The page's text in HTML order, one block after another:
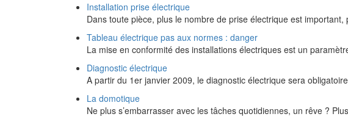
Installation prise électrique
Dans toute pièce, plus le nombre de prise électrique est
Tableau électrique pas aux normes : danger
La mise en conformité des installations électriques est un
Diagnostic électrique
A partir du 1er janvier 2009, le diagnostic électrique sera
La domotique
Ne plus s’embarrasser avec les tâches quotidiennes, un rêve ?